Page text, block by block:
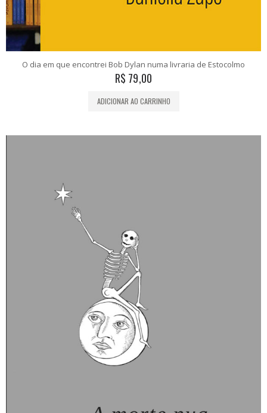
O dia em que encontrei Bob Dylan numa livraria de Estocolmo
R$ 79,00
ADICIONAR AO CARRINHO